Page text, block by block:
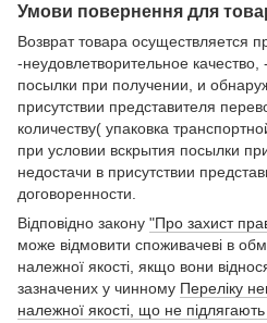
Умови повернення для
Возврат товара осуществляется
-неудовлетворительное
посылки при получении, и
присутствии представителя
количеству( упаковка
при условии вскрытия посылки
недостачи в присутствии
договоренности.
Відповідно закону "Про захист
може відмовити споживачеві в
належної якості, якщо вони
зазначених у чинному Переліку
належної якості, що не